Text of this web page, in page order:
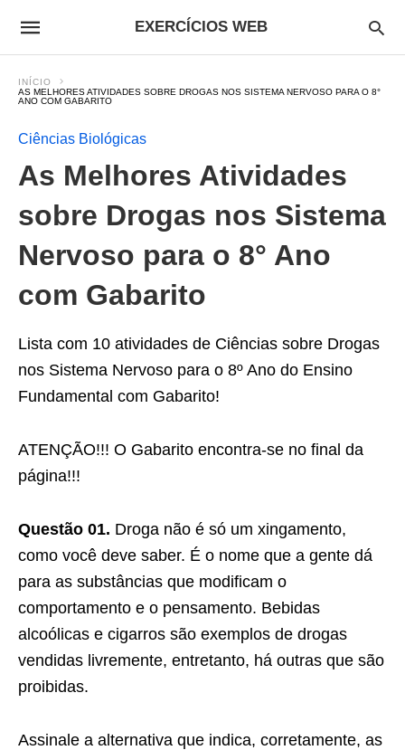
EXERCÍCIOS WEB
INÍCIO
AS MELHORES ATIVIDADES SOBRE DROGAS NOS SISTEMA NERVOSO PARA O 8°
ANO COM GABARITO
Ciências Biológicas
As Melhores Atividades
sobre Drogas nos Sistema
Nervoso para o 8° Ano
com Gabarito
Lista com 10 atividades de Ciências sobre Drogas
nos Sistema Nervoso para o 8º Ano do Ensino
Fundamental com Gabarito!
ATENÇÃO!!! O Gabarito encontra-se no final da
página!!!
Questão 01. Droga não é só um xingamento,
como você deve saber. É o nome que a gente dá
para as substâncias que modificam o
comportamento e o pensamento. Bebidas
alcoólicas e cigarros são exemplos de drogas
vendidas livremente, entretanto, há outras que são
proibidas.
Assinale a alternativa que indica, corretamente, as